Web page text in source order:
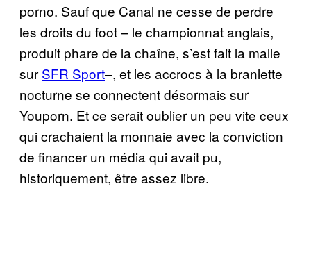
porno. Sauf que Canal ne cesse de perdre
les droits du foot – le championnat anglais,
produit phare de la chaîne, s’est fait la malle
sur SFR Sport–, et les accrocs à la branlette
nocturne se connectent désormais sur
Youporn. Et ce serait oublier un peu vite ceux
qui crachaient la monnaie avec la conviction
de financer un média qui avait pu,
historiquement, être assez libre.